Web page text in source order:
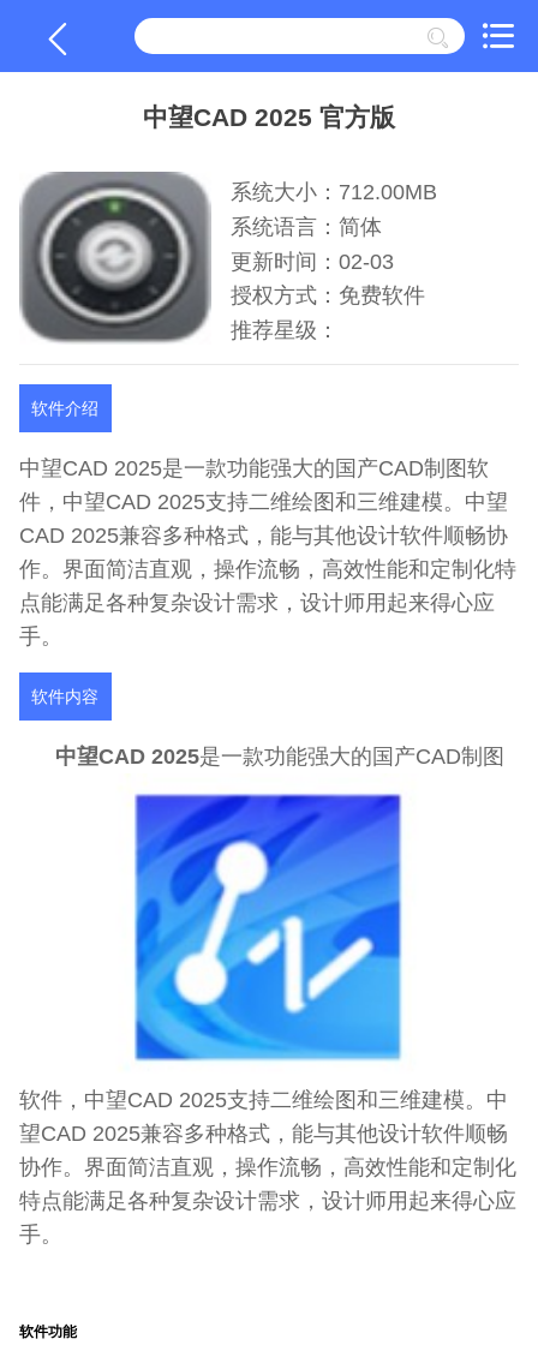
中望CAD 2025 官方版
系统大小：712.00MB
系统语言：简体
更新时间：02-03
授权方式：免费软件
推荐星级：
软件介绍
中望CAD 2025是一款功能强大的国产CAD制图软
件，中望CAD 2025支持二维绘图和三维建模。中望
CAD 2025兼容多种格式，能与其他设计软件顺畅协
作。界面简洁直观，操作流畅，高效性能和定制化特
点能满足各种复杂设计需求，设计师用起来得心应
手。
软件内容
中望CAD 2025是一款功能强大的国产CAD制图
软件，中望CAD 2025支持二维绘图和三维建模。中
望CAD 2025兼容多种格式，能与其他设计软件顺畅
协作。界面简洁直观，操作流畅，高效性能和定制化
特点能满足各种复杂设计需求，设计师用起来得心应
手。
软件功能